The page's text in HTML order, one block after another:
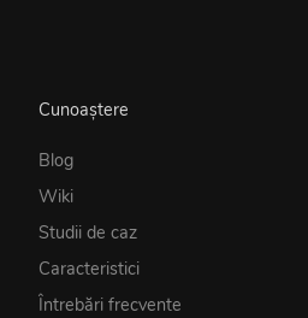
Cunoaștere
Blog
Wiki
Studii de caz
Caracteristici
Întrebări frecvente